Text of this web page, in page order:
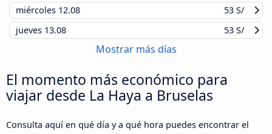
miércoles 12.08
53 S/
jueves 13.08 53 S/
Mostrar más días
El momento más económico para
viajar desde La Haya a Bruselas
Consulta aquí en qué día y a qué hora puedes encontrar el